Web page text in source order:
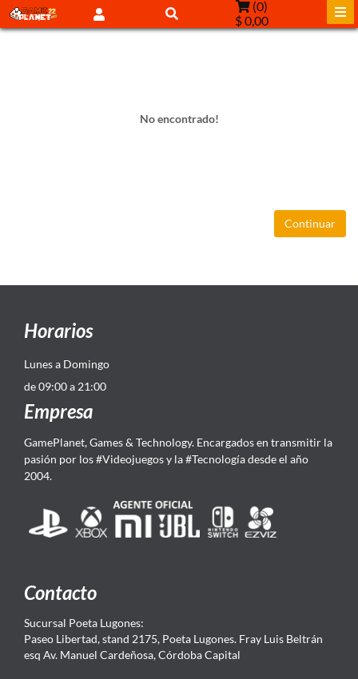
(0)
$ 0,00
No encontrado!
Continuar
Horarios
Lunes a Domingo
de 09:00 a 21:00
Empresa
GamePlanet, Games & Technology. Encargados en transmitir la
pasión por los #Videojuegos y la #Tecnología desde el año
2004.
Contacto
Sucursal Poeta Lugones:
Paseo Libertad, stand 2175, Poeta Lugones. Fray Luis Beltrán
esq Av. Manuel Cardeñosa, Córdoba Capital